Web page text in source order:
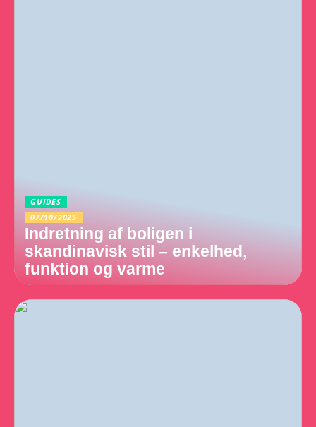
GUIDES
07/10/2025
Indretning af boligen i
skandinavisk stil – enkelhed,
funktion og varme